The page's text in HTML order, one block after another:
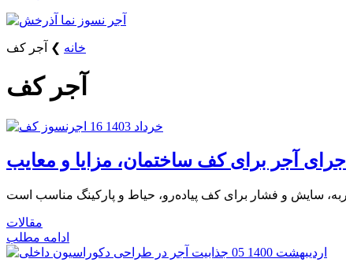
خانه ❯ آجر کف
آجر کف
16 خرداد 1403
اجرای آجر برای کف ساختمان، مزایا و معایب
مقالات
ادامه مطلب
05 اردیبهشت 1400